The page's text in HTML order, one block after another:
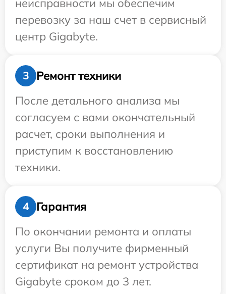
неисправности мы обеспечим
перевозку за наш счет в сервисный
центр Gigabyte.
3
Ремонт техники
После детального анализа мы
согласуем с вами окончательный
расчет, сроки выполнения и
приступим к восстановлению
техники.
4
Гарантия
По окончании ремонта и оплаты
услуги Вы получите фирменный
сертификат на ремонт устройства
Gigabyte сроком до 3 лет.